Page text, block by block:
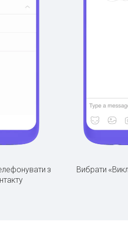
з
Вибрати